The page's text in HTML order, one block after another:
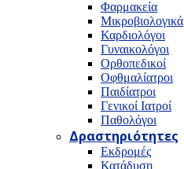
Φαρμακεία
Μικροβιολογικά
Καρδιολόγοι
Γυναικολόγοι
Ορθοπεδικοί
Οφθμαλίατροι
Παιδίατροι
Γενικοί Ιατροί
Παθολόγοι
Δραστηριότητες
Εκδρομές
Κατάδυση